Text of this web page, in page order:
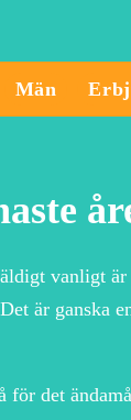
Män
vanligt är
är ganska
för det